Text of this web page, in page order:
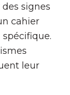
signes
cahier
leur